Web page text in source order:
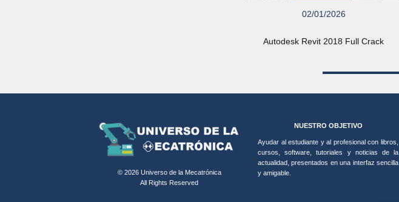
02/01/2026
Autodesk Revit 2018 Full Crack
© 2026 Universo de la Mecatrónica
All Rights Reserved
NUESTRO OBJETIVO
Ayudar al estudiante y al profesional con libros,
cursos, software, tutoriales y noticias de la
actualidad, presentados en una interfaz sencilla
y amigable.